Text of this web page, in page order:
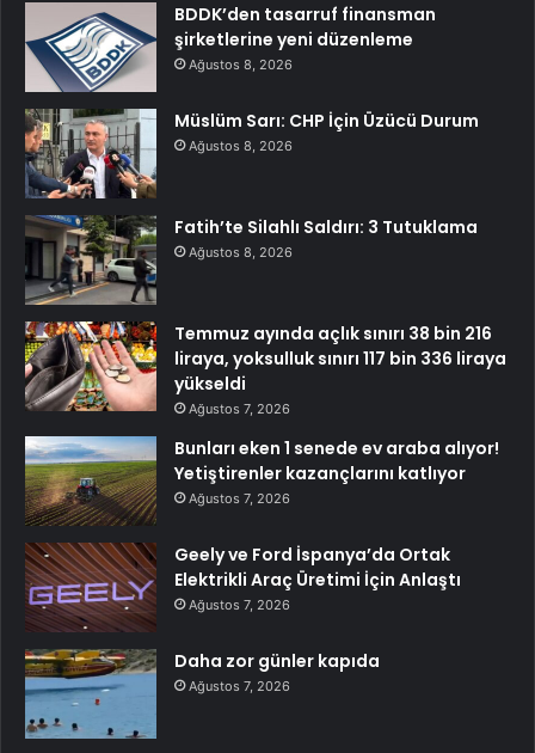
BDDK’den tasarruf finansman
şirketlerine yeni düzenleme
Ağustos 8, 2026
Müslüm Sarı: CHP İçin Üzücü Durum
Ağustos 8, 2026
Fatih’te Silahlı Saldırı: 3 Tutuklama
Ağustos 8, 2026
Temmuz ayında açlık sınırı 38 bin 216
liraya, yoksulluk sınırı 117 bin 336 liraya
yükseldi
Ağustos 7, 2026
Bunları eken 1 senede ev araba alıyor!
Yetiştirenler kazançlarını katlıyor
Ağustos 7, 2026
Geely ve Ford İspanya’da Ortak
Elektrikli Araç Üretimi İçin Anlaştı
Ağustos 7, 2026
Daha zor günler kapıda
Ağustos 7, 2026